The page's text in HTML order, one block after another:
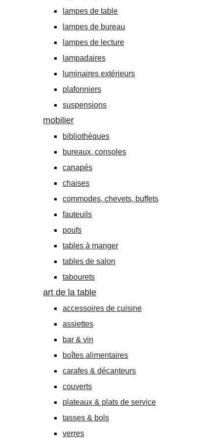
lampes de table
lampes de bureau
lampes de lecture
lampadaires
luminaires extérieurs
plafonniers
suspensions
mobilier
bibliothèques
bureaux, consoles
canapés
chaises
commodes, chevets, buffets
fauteuils
poufs
tables à manger
tables de salon
tabourets
art de la table
accessoires de cuisine
assiettes
bar & vin
boîtes alimentaires
carafes & décanteurs
couverts
plateaux & plats de service
tasses & bols
verres